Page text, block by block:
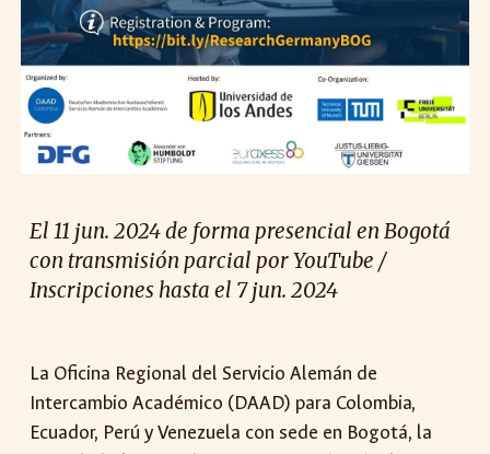
El 11 jun. 2024 de forma presencial en Bogotá
con transmisión parcial por YouTube /
Inscripciones hasta el 7 jun. 2024
La Oficina Regional del Servicio Alemán de
Intercambio Académico (DAAD) para Colombia,
Ecuador, Perú y Venezuela con sede en Bogotá, la